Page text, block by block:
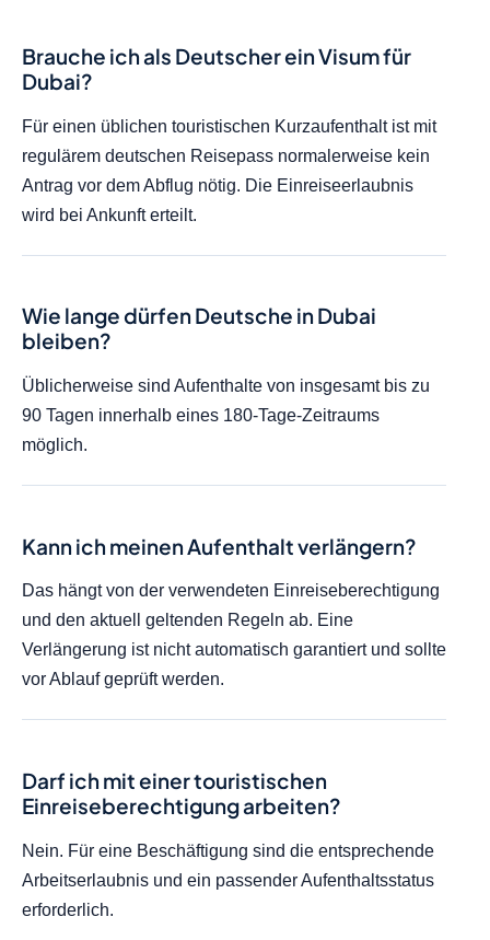
Brauche ich als Deutscher ein Visum für
Dubai?
Für einen üblichen touristischen Kurzaufenthalt ist mit
regulärem deutschen Reisepass normalerweise kein
Antrag vor dem Abflug nötig. Die Einreiseerlaubnis
wird bei Ankunft erteilt.
Wie lange dürfen Deutsche in Dubai
bleiben?
Üblicherweise sind Aufenthalte von insgesamt bis zu
90 Tagen innerhalb eines 180-Tage-Zeitraums
möglich.
Kann ich meinen Aufenthalt verlängern?
Das hängt von der verwendeten Einreiseberechtigung
und den aktuell geltenden Regeln ab. Eine
Verlängerung ist nicht automatisch garantiert und sollte
vor Ablauf geprüft werden.
Darf ich mit einer touristischen
Einreiseberechtigung arbeiten?
Nein. Für eine Beschäftigung sind die entsprechende
Arbeitserlaubnis und ein passender Aufenthaltsstatus
erforderlich.